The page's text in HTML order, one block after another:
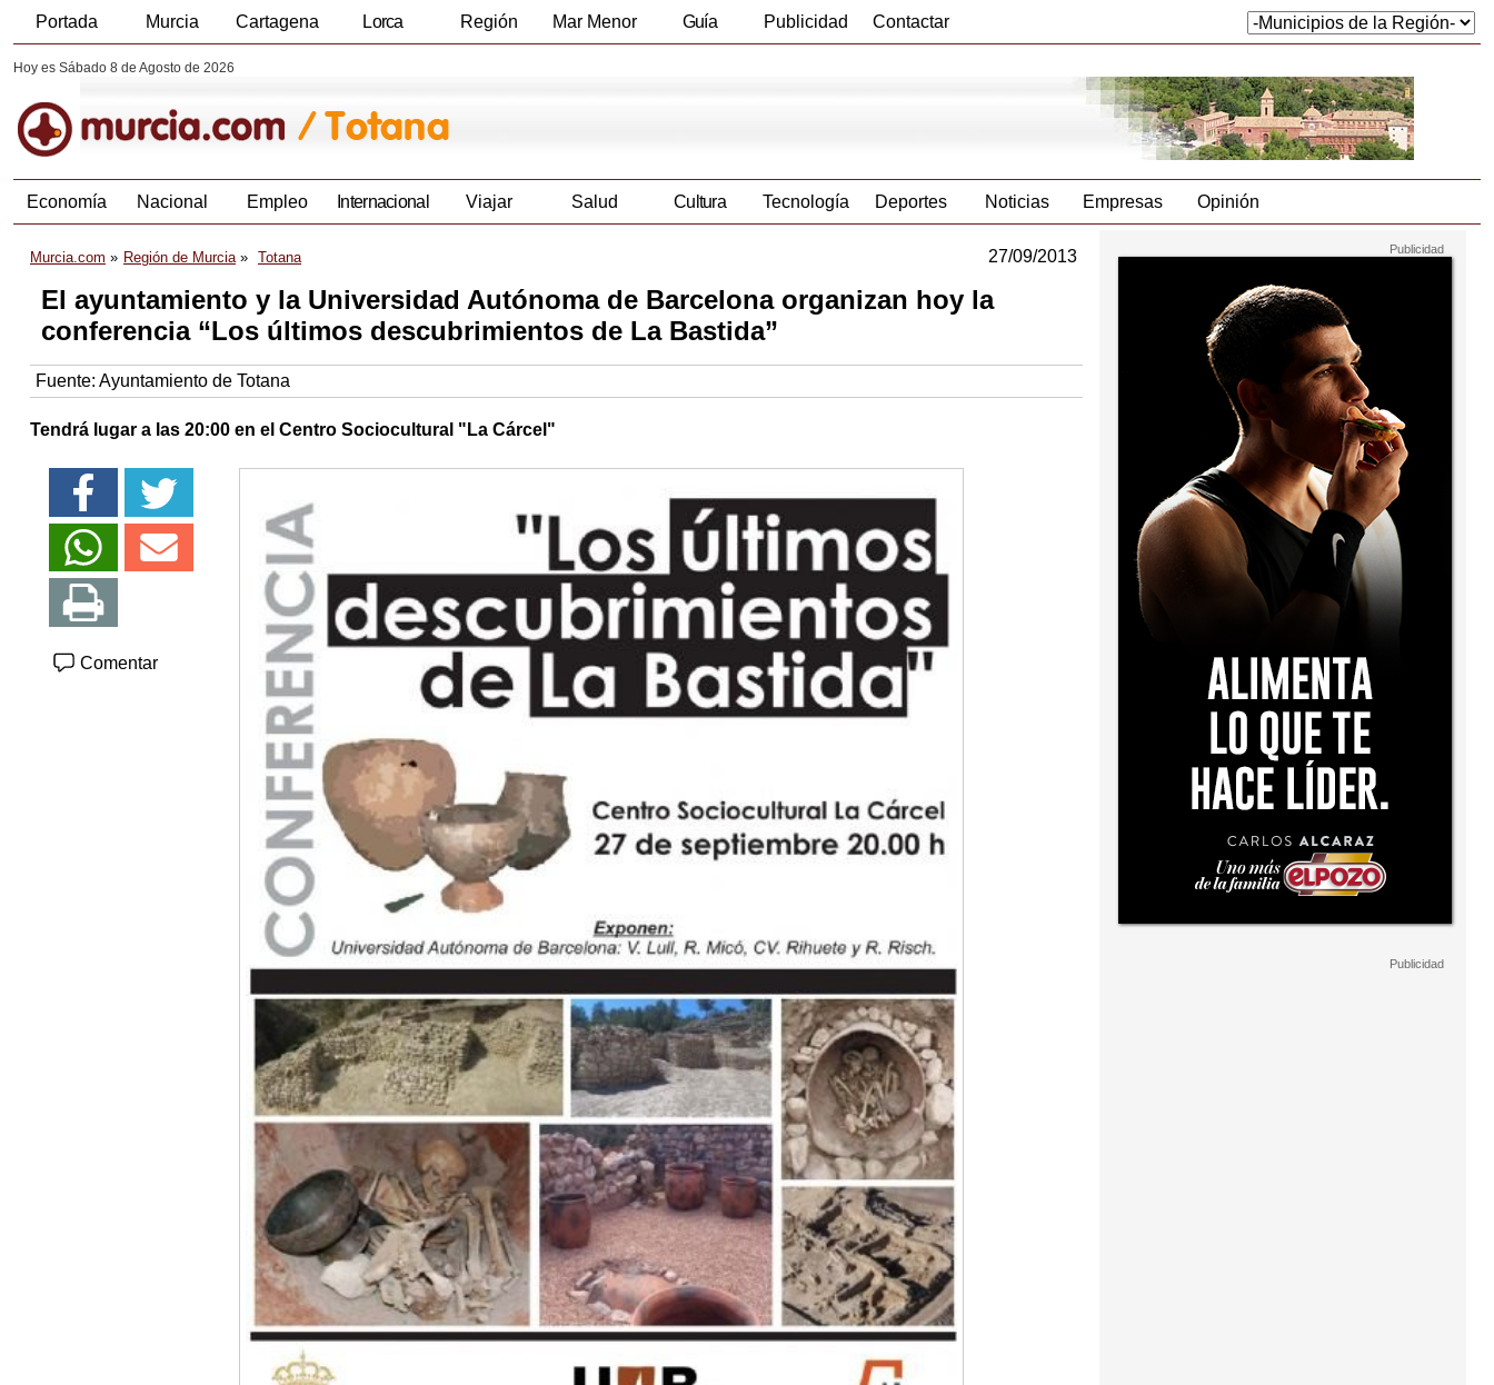
Portada Murcia Cartagena Lorca Región Mar Menor Guía Publicidad Contactar
Hoy es Sábado 8 de Agosto de 2026
Economía Nacional Empleo Internacional Viajar Salud Cultura Tecnología Deportes Noticias Empresas Opinión
Murcia.com Región de Murcia Totana 27/09/2013
El ayuntamiento y la Universidad Autónoma de Barcelona organizan hoy la
conferencia “Los últimos descubrimientos de La Bastida”
Fuente: Ayuntamiento de Totana
Tendrá lugar a las 20:00 en el Centro Sociocultural "La Cárcel"
Comentar